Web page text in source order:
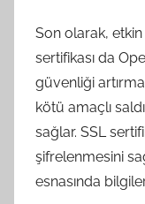
Son olarak,
sertifikası da
güvenliği
kötü amaçlı
sağlar. SSL
şifrelenmesini
esnasında